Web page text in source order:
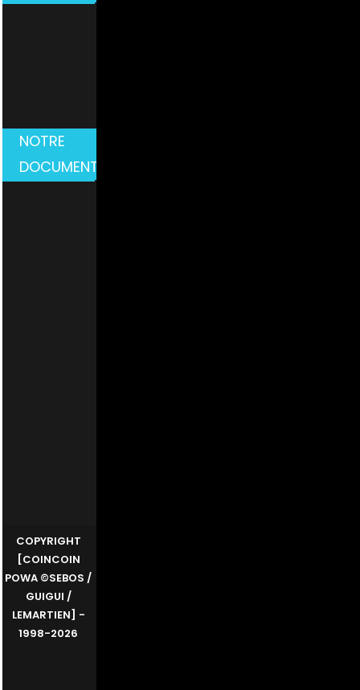
NOTRE
DOCUMENTAIRE
COPYRIGHT
[COINCOIN
POWA ©SEBOS /
GUIGUI /
LEMARTIEN] -
1998-2026